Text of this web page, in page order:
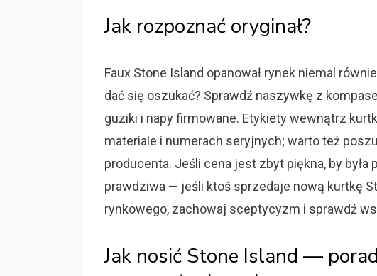
Jak rozpoznać oryginał?
Faux Stone Island opanował rynek niemal
dać się oszukać? Sprawdź naszywkę z
guziki i napy firmowane. Etykiety wewnątrz
materiale i numerach seryjnych; warto też
producenta. Jeśli cena jest zbyt piękna, by
prawdziwa — jeśli ktoś sprzedaje nową kurtkę
rynkowego, zachowaj sceptycyzm i sprawdź
Jak nosić Stone Island —